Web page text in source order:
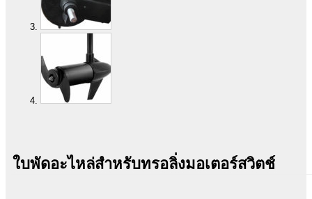
ใบพัดอะไหล่สำหรับทรอลิ่งมอเตอร์สวิตช์